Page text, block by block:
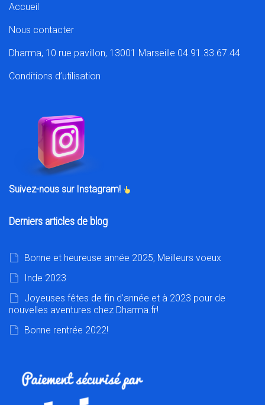
Accueil
Nous contacter
Dharma, 10 rue pavillon, 13001 Marseille 04.91.33.67.44
Conditions d’utilisation
Suivez-nous sur Instagram!
Derniers articles de blog
Bonne et heureuse année 2025, Meilleurs voeux
Inde 2023
Joyeuses fêtes de fin d’année et à 2023 pour de
nouvelles aventures chez Dharma.fr!
Bonne rentrée 2022!